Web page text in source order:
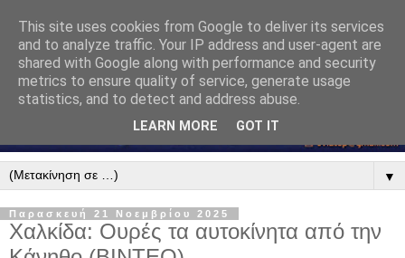
▼
Παρασκευή 21 Νοεμβρίου 2025
Χαλκίδα: Ουρές τα αυτοκίνητα από την
This site uses cookies from Google to deliver its services
and to analyze traffic. Your IP address and user-agent are
shared with Google along with performance and security
metrics to ensure quality of service, generate usage
statistics, and to detect and address abuse.
LEARN MORE GOT IT